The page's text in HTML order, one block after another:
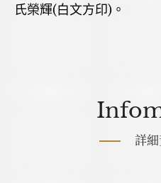
氏榮輝(白文方印)。
詳